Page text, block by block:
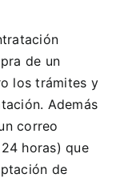
de un
los trámites y
Además
correo
horas) que
de